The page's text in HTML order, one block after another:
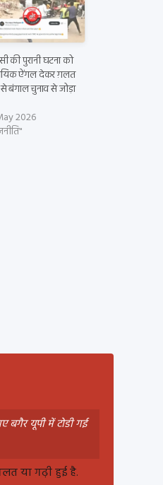
की पुरानी घटना को
ऐंगल देकर ग़लत
बंगाल चुनाव से जोड़ा
2026
बगैर यूपी में टोडी गई
या गढ़ी हुई है.